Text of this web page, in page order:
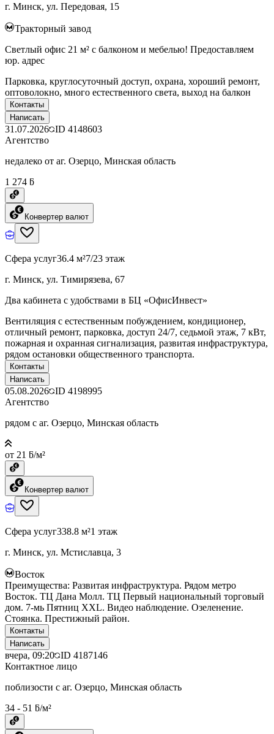
г. Минск, ул. Передовая, 15
Тракторный завод
Светлый офис 21 м² с балконом и мебелью! Предоставляем
юр. адрес
Парковка, круглосуточный доступ, охрана, хороший ремонт,
оптоволокно, много естественного света, выход на балкон
Контакты
Написать
31.07.2026 ID 4148603
Агентство
недалеко от аг. Озерцо, Минская область
1 274 ƃ
Конвертер валют
Сфера услуг36.4 м²7/23 этаж
г. Минск, ул. Тимирязева, 67
Два кабинета с удобствами в БЦ «ОфисИнвест»
Вентиляция с естественным побуждением, кондиционер,
отличный ремонт, парковка, доступ 24/7, седьмой этаж, 7 кВт,
пожарная и охранная сигнализация, развитая инфраструктура,
рядом остановки общественного транспорта.
Контакты
Написать
05.08.2026 ID 4198995
Агентство
рядом с аг. Озерцо, Минская область
от 21 ƃ/м²
Конвертер валют
Сфера услуг338.8 м²1 этаж
г. Минск, ул. Мстиславца, 3
Восток
Преимущества: Развитая инфраструктура. Рядом метро
Восток. ТЦ Дана Молл. ТЦ Первый национальный торговый
дом. 7-мь Пятниц ХХL. Видео наблюдение. Озеленение.
Стоянка. Престижный район.
Контакты
Написать
вчера, 09:20 ID 4187146
Контактное лицо
поблизости с аг. Озерцо, Минская область
34 - 51 ƃ/м²